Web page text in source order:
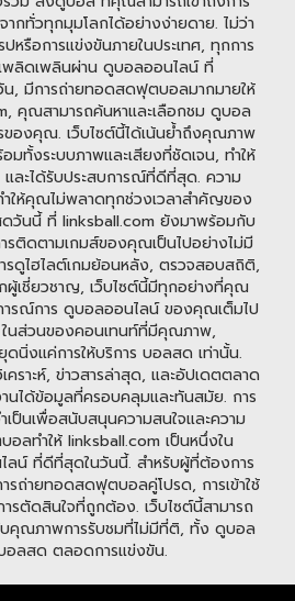
กทั่วทุกมุมโลกได้อย่างง่ายดาย. ไม่ว่า
หรือการแข่งขันภายในประเทศ, ทุกการ
พลิดเพลินผ่าน ดูบอลออนไลน์ ที่
น, มีการถ่ายทอดสดฟุตบอลมากมายให้
คุณสามารถค้นหาและเลือกชม ดูบอล
องคุณ. เว็บไซต์นี้ได้เน้นย้ำถึงคุณภาพ
ทั้งระบบภาพและเสียงที่ชัดเจน, ทำให้
ละได้รับประสบการณ์ที่ดีที่สุด. ความ
ำให้คุณไม่พลาดทุกช่วงเวลาสำคัญของ
วันนี้ ที่ linksball.com ยังมาพร้อมกับ
ติดตามเกมส์ของคุณเป็นไปอย่างไม่มี
ดูไฮไลต์เกมย้อนหลัง, ตรวจสอบสถิติ,
ผู้เชี่ยวชาญ, เว็บไซต์นี้มีทุกอย่างที่คุณ
ารณ์การ ดูบอลออนไลน์ ของคุณเต็มไป
นส่วนของคอนเทนท์ที่มีคุณภาพ,
นิ่งแค่การให้บริการ บอลสด เท่านั้น.
คราะห์, ข่าวสารล่าสุด, และอัปเดตตลาด
านได้ข้อมูลที่ครอบคลุมและทันสมัย. การ
ป็นเพื่อสนับสนุนความสนใจและความ
ลทำให้ linksball.com เป็นหนึ่งใน
น์ ที่ดีที่สุดในวันนี้. สำหรับผู้ที่ต้องการ
รถ่ายทอดสดฟุตบอลคู่โปรด, การเข้าใช้
รตัดสินใจที่ถูกต้อง. เว็บไซต์นี้สามารถ
บคุณภาพการรับชมที่ไม่มีที่ติ, ทั้ง ดูบอล
อลสด ตลอดการแข่งขัน.